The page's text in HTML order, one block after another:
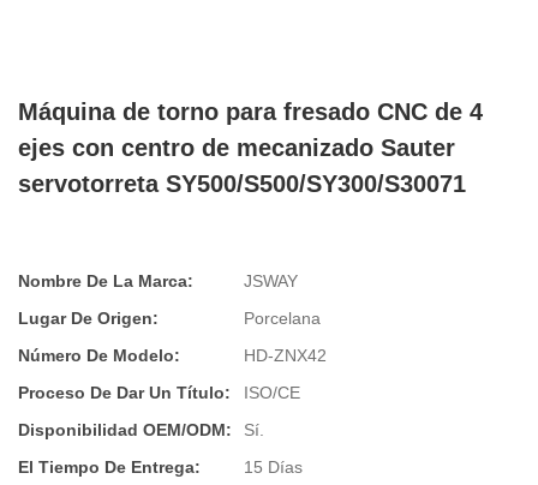
Máquina de torno para fresado CNC de 4
ejes con centro de mecanizado Sauter
servotorreta SY500/S500/SY300/S30071
Nombre De La Marca:
JSWAY
Lugar De Origen:
Porcelana
Número De Modelo:
HD-ZNX42
Proceso De Dar Un Título:
ISO/CE
Disponibilidad OEM/ODM:
Sí.
El Tiempo De Entrega:
15 Días